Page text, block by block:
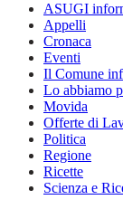
ASUGI
Appelli
Cronaca
Eventi
Il Comune
Lo abbiamo
Movida
Offerte di
Politica
Regione
Ricette
Scienza e